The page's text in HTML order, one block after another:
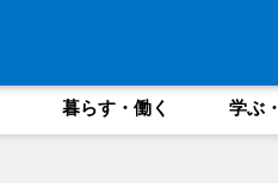
暮らす・働く 学ぶ